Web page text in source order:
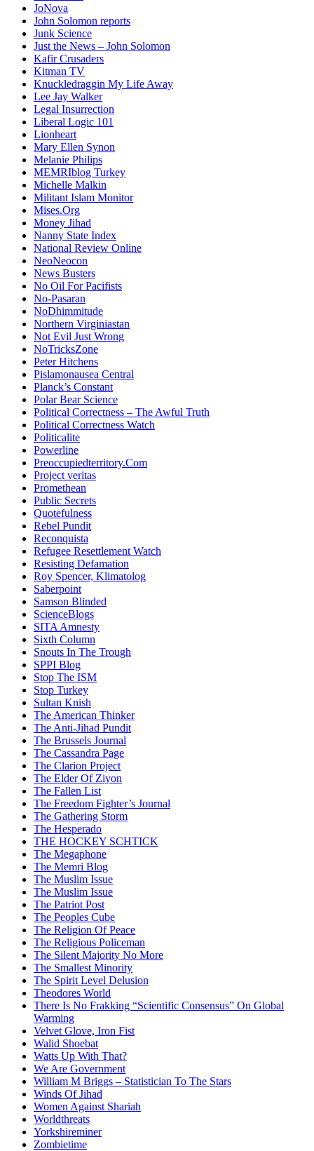
JoNova
John Solomon reports
Junk Science
Just the News – John Solomon
Kafir Crusaders
Kitman TV
Knuckledraggin My Life Away
Lee Jay Walker
Legal Insurrection
Liberal Logic 101
Lionheart
Mary Ellen Synon
Melanie Philips
MEMRIblog Turkey
Michelle Malkin
Militant Islam Monitor
Mises.Org
Money Jihad
Nanny State Index
National Review Online
NeoNeocon
News Busters
No Oil For Pacifists
No-Pasaran
NoDhimmitude
Northern Virginiastan
Not Evil Just Wrong
NoTricksZone
Peter Hitchens
Pislamonausea Central
Planck’s Constant
Polar Bear Science
Political Correctness – The Awful Truth
Political Correctness Watch
Politicalite
Powerline
Preoccupiedterritory.Com
Project veritas
Promethean
Public Secrets
Quotefulness
Rebel Pundit
Reconquista
Refugee Resettlement Watch
Resisting Defamation
Roy Spencer, Klimatolog
Saberpoint
Samson Blinded
ScienceBlogs
SITA Amnesty
Sixth Column
Snouts In The Trough
SPPI Blog
Stop The ISM
Stop Turkey
Sultan Knish
The American Thinker
The Anti-Jihad Pundit
The Brussels Journal
The Cassandra Page
The Clarion Project
The Elder Of Ziyon
The Fallen List
The Freedom Fighter’s Journal
The Gathering Storm
The Hesperado
THE HOCKEY SCHTICK
The Megaphone
The Memri Blog
The Muslim Issue
The Muslim Issue
The Patriot Post
The Peoples Cube
The Religion Of Peace
The Religious Policeman
The Silent Majority No More
The Smallest Minority
The Spirit Level Delusion
Theodores World
There Is No Frakking “Scientific Consensus” On Global
Warming
Velvet Glove, Iron Fist
Walid Shoebat
Watts Up With That?
We Are Government
William M Briggs – Statistician To The Stars
Winds Of Jihad
Women Against Shariah
Worldthreats
Yorkshireminer
Zombietime